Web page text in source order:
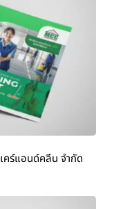
ร์แอนด์คลีน จำกัด